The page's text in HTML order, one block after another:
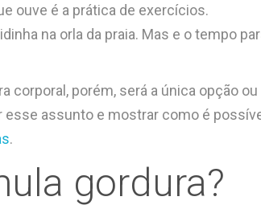
ouve é a prática de exercícios.
na orla da praia. Mas e o tempo
corporal, porém, será a única opção ou
assunto e mostrar como é
.
gordura?